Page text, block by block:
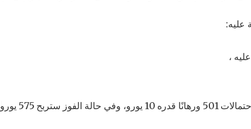
عليه:
،
ستربح 575 يورو!